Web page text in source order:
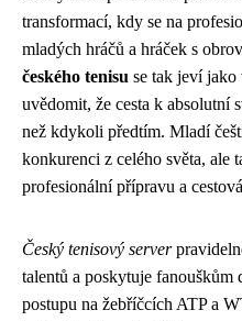
transformací, kdy se na
mladých hráčů a hráček s
českého tenisu se tak jeví
uvědomit, že cesta k absolutní
než kdykoli předtím. Mladí
konkurenci z celého světa, ale
profesionální přípravu a
Český tenisový server
talentů a poskytuje fanouškům
postupu na žebříčcích ATP a